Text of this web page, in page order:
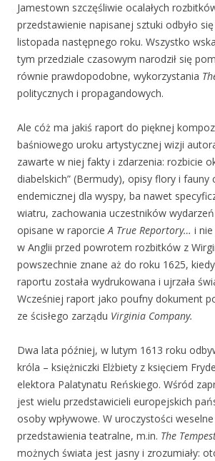
Jamestown szczęśliwie ocalałych
przedstawienie napisanej sztuki odbyło
listopada następnego roku. Wszystko
tym przedziale czasowym narodził się
równie prawdopodobne, wykorzystania
politycznych i propagandowych.
Ale cóż ma jakiś raport do pięknej
baśniowego uroku artystycznej wizji
zawarte w niej fakty i zdarzenia: rozbicie
diabelskich” (Bermudy), opisy flory i fauny
endemicznej dla wyspy, ba nawet
wiatru, zachowania uczestników
opisane w raporcieA True Reportory… i
w Anglii przed powrotem rozbitków z
powszechnie znane aż do roku 1625,
raportu została wydrukowana i ujrzała
Wcześniej raport jako poufny dokument
ze ścisłego zarządu Virginia Company.
Dwa lata później, w lutym 1613 roku
króla – księżniczki Elżbiety z księciem
elektora Palatynatu Reńskiego. Wśród
jest wielu przedstawicieli europejskich
osoby wpływowe. W uroczystości weselne
przedstawienia teatralne, m.in. The
możnych świata jest jasny i zrozumiały: